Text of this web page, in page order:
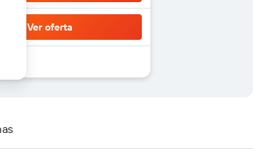
Ver oferta